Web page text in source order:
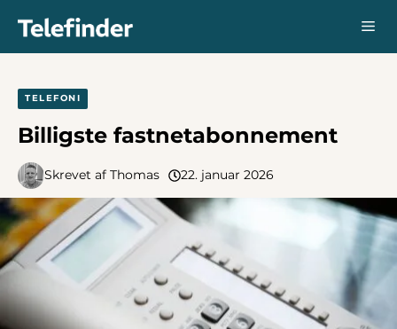
TELEFONI
Billigste fastnetabonnement
Skrevet af Thomas 22. januar 2026